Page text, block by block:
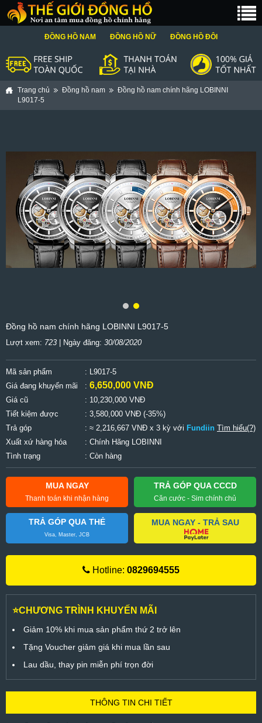
ĐỒNG HỒ NAM ĐỒNG HỒ NỮ ĐỒNG HỒ ĐÔI
Trang chủ Đồng hồ nam
Đồng hồ nam chính hãng LOBINNI
L9017-5
Đồng hồ nam chính hãng LOBINNI L9017-5
Lượt xem: 723 | Ngày đăng: 30/08/2020
Mã sản phẩm
: L9017-5
Giá đang khuyến mãi
: 6,650,000 VNĐ
Giá cũ : 10,230,000 VNĐ
Tiết kiệm được
: 3,580,000 VNĐ (-35%)
Trả góp
: ≈ 2,216,667 VNĐ x 3 kỳ với Fundiin Tìm hiểu(?)
Xuất xứ hàng hóa
: Chính Hãng LOBINNI
Tình trạng
: Còn hàng
MUA NGAY
Thanh toán khi nhận hàng
TRẢ GÓP QUA CCCD
Căn cước - Sim chính chủ
TRẢ GÓP QUA THẺ
Visa, Master, JCB
MUA NGAY - TRẢ SAU
Hotline: 0829694555
⭐CHƯƠNG TRÌNH KHUYẾN MÃI
Giảm 10% khi mua sản phẩm thứ 2 trở lên
Tặng Voucher giảm giá khi mua lần sau
Lau dầu, thay pin miễn phí trọn đời
THÔNG TIN CHI TIẾT